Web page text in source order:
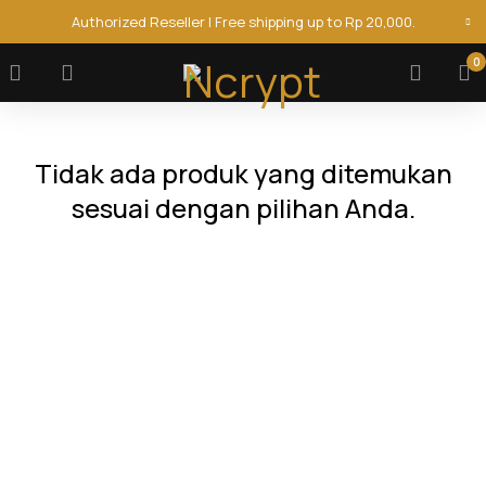
Authorized Reseller | Free shipping up to Rp 20,000.
0
Tidak ada produk yang ditemukan
sesuai dengan pilihan Anda.